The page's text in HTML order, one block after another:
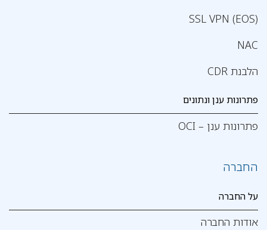
SSL VPN (EOS)
NAC
הלבנת CDR
פתרונות ענן ונתונים
פתרונות ענן – OCI
החברה
על החברה
אודות החברה